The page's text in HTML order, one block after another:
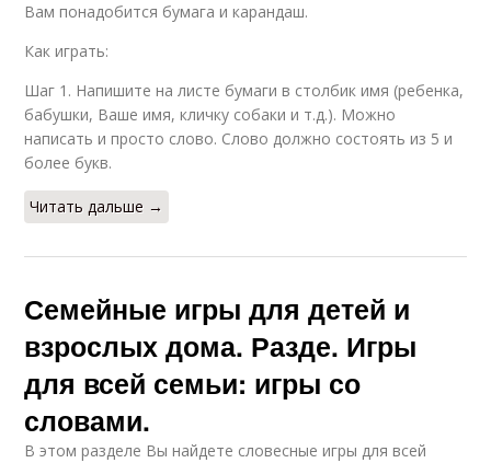
Вам понадобится бумага и карандаш.
Как играть:
Шаг 1. Напишите на листе бумаги в столбик имя (ребенка,
бабушки, Ваше имя, кличку собаки и т.д.). Можно
написать и просто слово. Слово должно состоять из 5 и
более букв.
Читать дальше →
Семейные игры для детей и
взрослых дома. Разде. Игры
для всей семьи: игры со
словами.
В этом разделе Вы найдете словесные игры для всей